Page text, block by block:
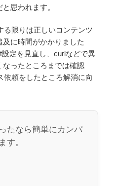
思われます。
る限りは正しいコンテンツ
に時間がかかりました
定を見直し、curlなどで異
ったところまでは確認
依頼をしたところ解消に向
たなら簡単にカンパ
す。